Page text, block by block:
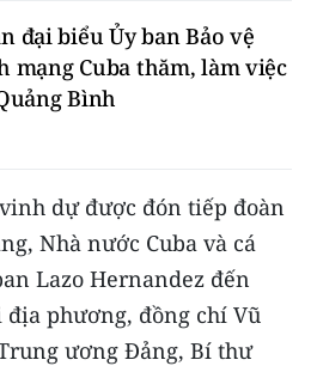
đại biểu Ủy ban Bảo vệ
mạng Cuba thăm, làm việc
Bình
dự được đón tiếp đoàn
Nhà nước Cuba và cá
Lazo Hernandez đến
phương, đồng chí Vũ
ương Đảng, Bí thư